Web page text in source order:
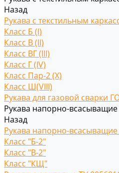
Назад
Рукава с текстильным
Класс Б (I)
Класс В (II)
Класс ВГ (III)
Класс Г (IV)
Класс Пар-2 (X)
Класс Ш(VIII)
Рукава для газовой сварки
Рукава напорно-
Назад
Рукава напорно-
Класс "Б-2"
Класс "В-2"
Класс "КЩ"